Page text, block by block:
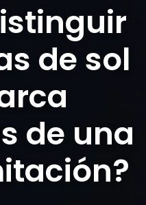
de sol
de una